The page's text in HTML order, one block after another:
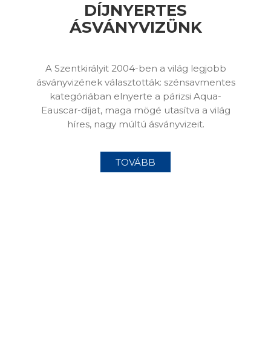
DÍJNYERTES
ÁSVÁNYVIZÜNK
A Szentkirályit 2004-ben a világ legjobb
ásványvizének választották: szénsavmentes
kategóriában elnyerte a párizsi Aqua-
Eauscar-díjat, maga mögé utasítva a világ
híres, nagy múltú ásványvizeit.
TOVÁBB